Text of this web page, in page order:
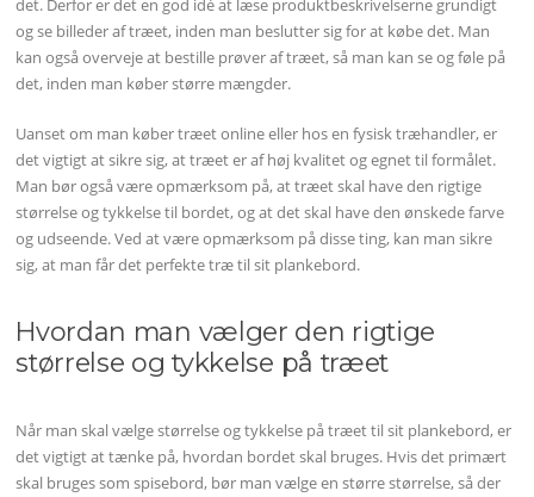
det. Derfor er det en god idé at læse produktbeskrivelserne grundigt
og se billeder af træet, inden man beslutter sig for at købe det. Man
kan også overveje at bestille prøver af træet, så man kan se og føle på
det, inden man køber større mængder.
Uanset om man køber træet online eller hos en fysisk træhandler, er
det vigtigt at sikre sig, at træet er af høj kvalitet og egnet til formålet.
Man bør også være opmærksom på, at træet skal have den rigtige
størrelse og tykkelse til bordet, og at det skal have den ønskede farve
og udseende. Ved at være opmærksom på disse ting, kan man sikre
sig, at man får det perfekte træ til sit plankebord.
Hvordan man vælger den rigtige
størrelse og tykkelse på træet
Når man skal vælge størrelse og tykkelse på træet til sit plankebord, er
det vigtigt at tænke på, hvordan bordet skal bruges. Hvis det primært
skal bruges som spisebord, bør man vælge en større størrelse, så der